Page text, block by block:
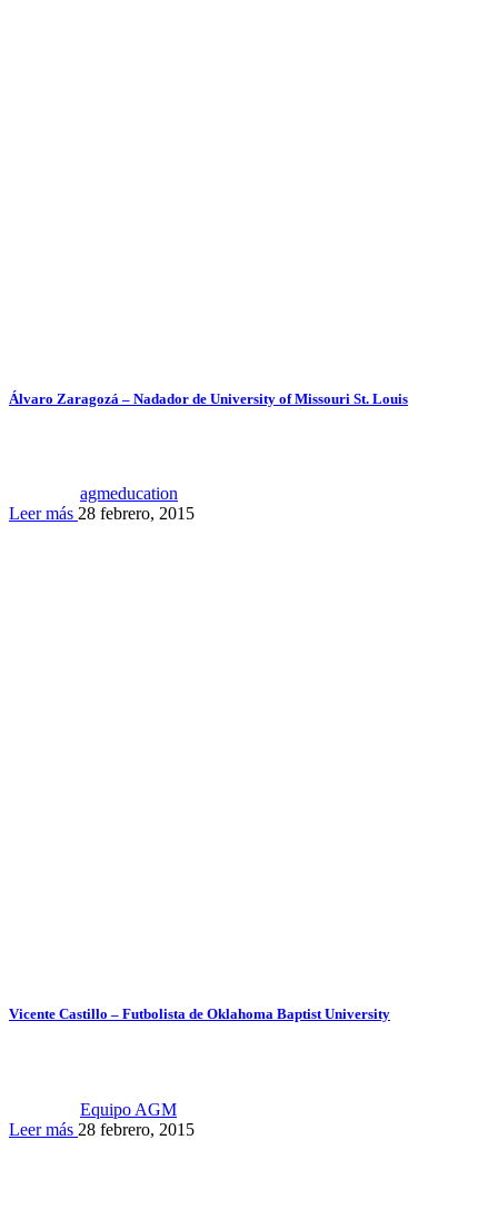
Álvaro Zaragozá – Nadador de University of Missouri St. Louis
agmeducation
Leer más 28 febrero, 2015
Vicente Castillo – Futbolista de Oklahoma Baptist University
Equipo AGM
Leer más 28 febrero, 2015